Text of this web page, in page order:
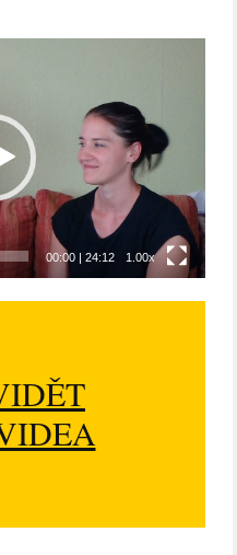
00:00| 24:12 1.00x